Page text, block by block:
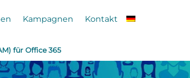
Kampagnen Kontakt
für Office 365